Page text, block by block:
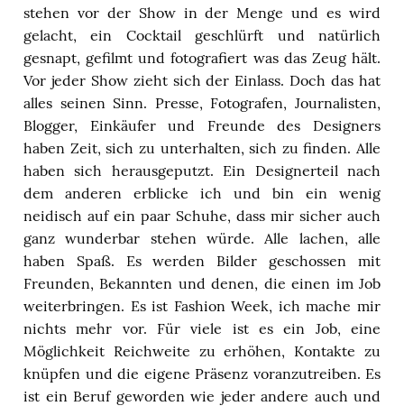
stehen vor der Show in der Menge und es wird
gelacht, ein Cocktail geschlürft und natürlich
gesnapt, gefilmt und fotografiert was das Zeug hält.
Vor jeder Show zieht sich der Einlass. Doch das hat
alles seinen Sinn. Presse, Fotografen, Journalisten,
Blogger, Einkäufer und Freunde des Designers
haben Zeit, sich zu unterhalten, sich zu finden. Alle
haben sich herausgeputzt. Ein Designerteil nach
dem anderen erblicke ich und bin ein wenig
neidisch auf ein paar Schuhe, dass mir sicher auch
ganz wunderbar stehen würde. Alle lachen, alle
haben Spaß. Es werden Bilder geschossen mit
Freunden, Bekannten und denen, die einen im Job
weiterbringen. Es ist Fashion Week, ich mache mir
nichts mehr vor. Für viele ist es ein Job, eine
Möglichkeit Reichweite zu erhöhen, Kontakte zu
knüpfen und die eigene Präsenz voranzutreiben. Es
ist ein Beruf geworden wie jeder andere auch und